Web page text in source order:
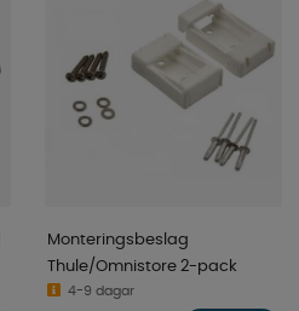
Monteringsbeslag
Thule/Omnistore 2-pack
4-9 dagar